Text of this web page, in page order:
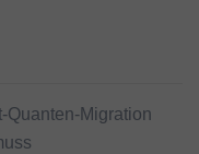
Quanten-Migration